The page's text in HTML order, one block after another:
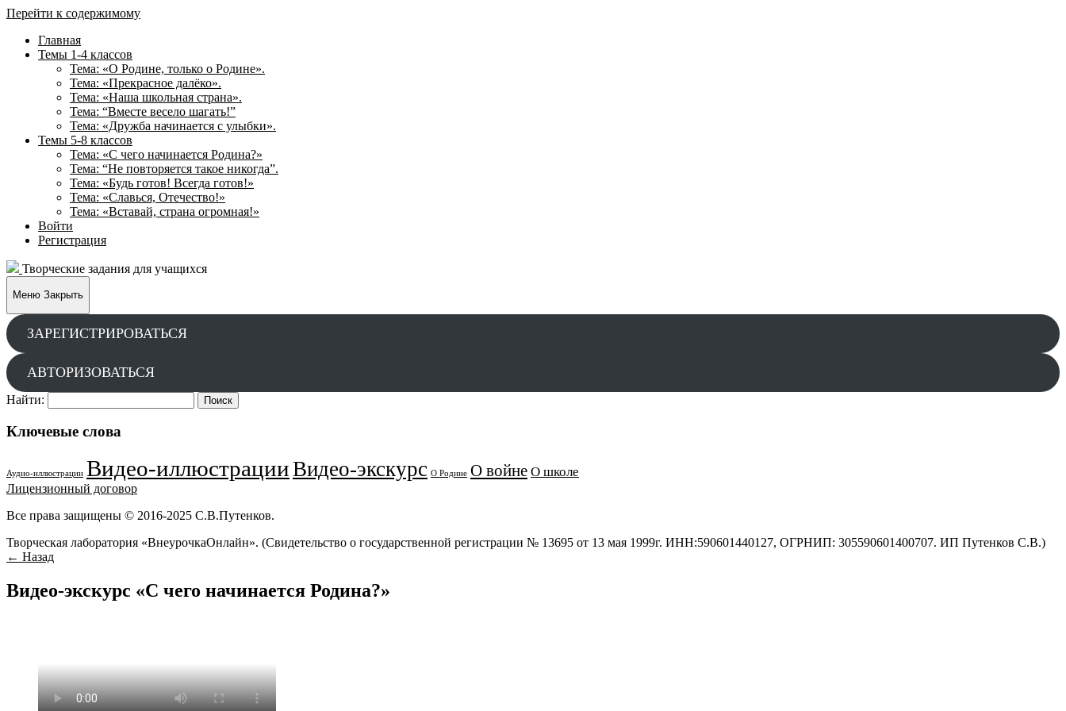
Перейти к содержимому
Главная
Темы 1-4 классов
Тема: «О Родине, только о Родине».
Тема: «Прекрасное далёко».
Тема: «Наша школьная страна».
Тема: “Вместе весело шагать!”
Тема: «Дружба начинается с улыбки».
Темы 5-8 классов
Тема: «С чего начинается Родина?»
Тема: “Не повторяется такое никогда”.
Тема: «Будь готов! Всегда готов!»
Тема: «Славься, Отечество!»
Тема: «Вставай, страна огромная!»
Войти
Регистрация
Творческие задания для учащихся
Меню Закрыть
ЗАРЕГИСТРИРОВАТЬСЯ
АВТОРИЗОВАТЬСЯ
Найти:
Ключевые слова
Аудио-иллюстрации Видео-иллюстрацииВидео-экскурс О Родине О войне О школе
Лицензионный договор
Все права защищены © 2016-2025 С.В.Путенков.
Творческая лаборатория «ВнеурочкаОнлайн». (Свидетельство о государственной регистрации № 13695 от 13 мая 1999г. ИНН:590601440127, ОГРНИП: 305590601400707. ИП Путенков С.В.)
← Назад
Видео-экскурс «С чего начинается Родина?»